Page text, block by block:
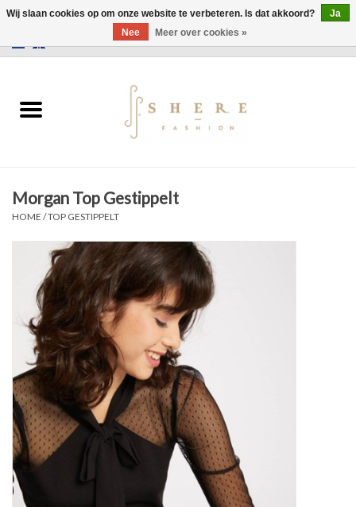
Jurken
Rokken
Jassen
Truien
Top
Pakken
Accessoires
Morgan Top Gestippelt
HOME /TOP GESTIPPELT
Wij slaan cookies op om onze website te verbeteren. Is dat akkoord?
Ja
Nee
Meer over cookies »